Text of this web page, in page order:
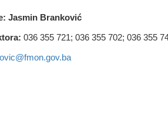
Jasmin Branković
036 355 721; 036 355 702; 036 355